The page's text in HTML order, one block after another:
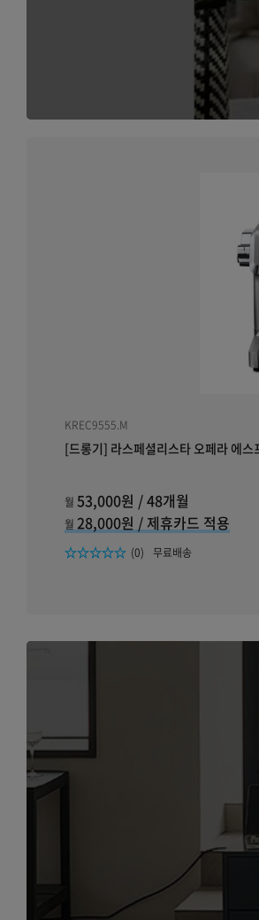
KREC9555.M
[드롱기] 라스페셜리스타 오페라 에
월 53,000원 / 48개월
월 28,000원 / 제휴카드 적용
(0) 무료배송